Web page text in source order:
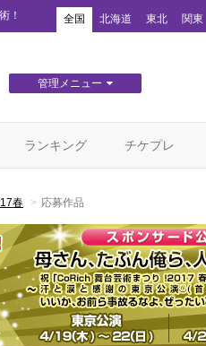
！ 全国 北海道 東北 関東
管理メニュー
ランキング チケプレ
春 応募作品